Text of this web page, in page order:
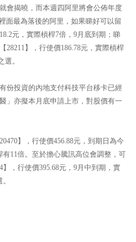
會揭曉，而本週四阿里將會公佈年度
面最為落後的阿里，如果睇好可以留
元，實際槓桿7倍，9月底到期；睇
28211】，行使價186.78元，實際槓桿
。
份投資的內地支付科技平台移卡已經
」亦擬本月底申請上市，對股價有一
】，行使價456.88元，到期日為今
11倍。至於擔心騰訊高位會調整，可
，行使價395.68元，9月中到期，實